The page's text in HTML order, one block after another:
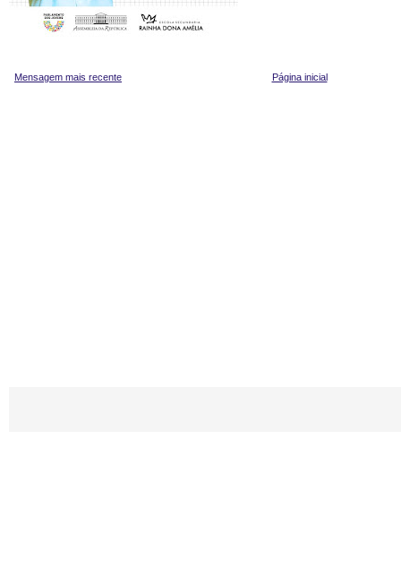
Mensagem mais recente Página inicial